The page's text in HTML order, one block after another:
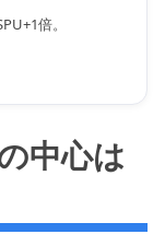
倍。
中心は